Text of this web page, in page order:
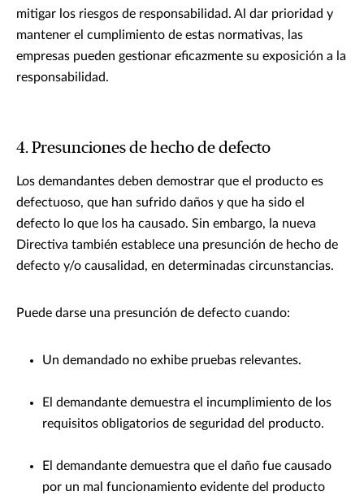
mitigar los riesgos de responsabilidad. Al dar prioridad y
mantener el cumplimiento de estas normativas, las
empresas pueden gestionar eficazmente su exposición a la
responsabilidad.
4. Presunciones de hecho de defecto
Los demandantes deben demostrar que el producto es
defectuoso, que han sufrido daños y que ha sido el
defecto lo que los ha causado. Sin embargo, la nueva
Directiva también establece una presunción de hecho de
defecto y/o causalidad, en determinadas circunstancias.
Puede darse una presunción de defecto cuando:
Un demandado no exhibe pruebas relevantes.
El demandante demuestra el incumplimiento de los
requisitos obligatorios de seguridad del producto.
El demandante demuestra que el daño fue causado
por un mal funcionamiento evidente del producto